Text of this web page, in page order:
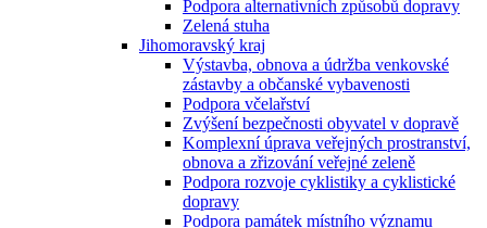
Podpora alternativních způsobů dopravy
Zelená stuha
Jihomoravský kraj
Výstavba, obnova a údržba venkovské
zástavby a občanské vybavenosti
Podpora včelařství
Zvýšení bezpečnosti obyvatel v dopravě
Komplexní úprava veřejných prostranství,
obnova a zřizování veřejné zeleně
Podpora rozvoje cyklistiky a cyklistické
dopravy
Podpora památek místního významu